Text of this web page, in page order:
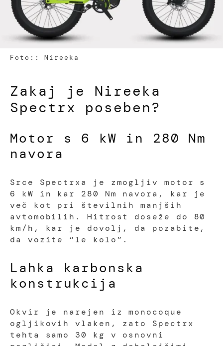
Foto:: Nireeka
Zakaj je Nireeka
Spectrx poseben?
Motor s 6 kW in 280 Nm
navora
Srce Spectrxa je zmogljiv motor s
6 kW in kar 280 Nm navora, kar je
več kot pri številnih manjših
avtomobilih. Hitrost doseže do 80
km/h, kar je dovolj, da pozabite,
da vozite “le kolo”.
Lahka karbonska
konstrukcija
Okvir je narejen iz monocoque
ogljikovih vlaken, zato Spectrx
tehta samo 30 kg v osnovni